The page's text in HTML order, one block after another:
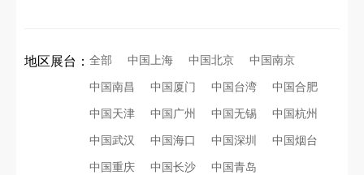
地区展台： 全部 中国上海 中国北京 中国南京
中国南昌 中国厦门 中国台湾 中国合肥
中国天津 中国广州 中国无锡 中国杭州
中国武汉 中国海口 中国深圳 中国烟台
中国重庆 中国长沙 中国青岛